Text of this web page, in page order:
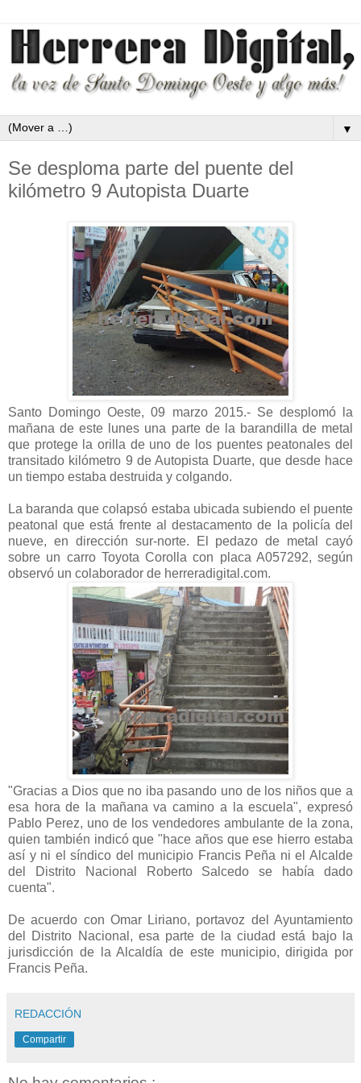
▼
Se desploma parte del puente del
kilómetro 9 Autopista Duarte
Santo Domingo Oeste, 09 marzo 2015.- Se desplomó la
mañana de este lunes una parte de la barandilla de metal
que protege la orilla de uno de los puentes peatonales del
transitado kilómetro 9 de Autopista Duarte, que desde hace
un tiempo estaba destruida y colgando.
La baranda que colapsó estaba ubicada subiendo el puente
peatonal que está frente al destacamento de la policía del
nueve, en dirección sur-norte. El pedazo de metal cayó
sobre un carro Toyota Corolla con placa A057292, según
observó un colaborador de herreradigital.com.
"Gracias a Dios que no iba pasando uno de los niños que a
esa hora de la mañana va camino a la escuela", expresó
Pablo Perez, uno de los vendedores ambulante de la zona,
quien también indicó que "hace años que ese hierro estaba
así y ni el síndico del municipio Francis Peña ni el Alcalde
del Distrito Nacional Roberto Salcedo se había dado
cuenta".
De acuerdo con Omar Liriano, portavoz del Ayuntamiento
del Distrito Nacional, esa parte de la ciudad está bajo la
jurisdicción de la Alcaldía de este municipio, dirigida por
Francis Peña.
REDACCIÓN
Compartir